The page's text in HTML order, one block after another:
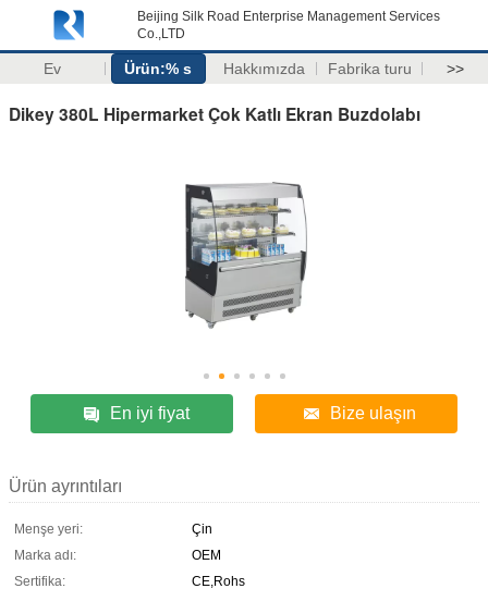
Beijing Silk Road Enterprise Management Services
Co.,LTD
Ev Ürün:% s Hakkımızda Fabrika turu >>
Dikey 380L Hipermarket Çok Katlı Ekran Buzdolabı
En iyi fiyat Bize ulaşın
Ürün ayrıntıları
Menşe yeri:
Çin
Marka adı:
OEM
Sertifika:
CE,Rohs